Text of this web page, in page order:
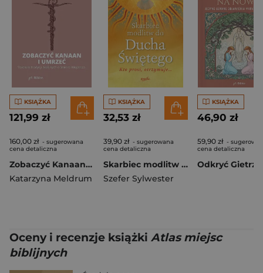
KSIĄŻKA
121,99 zł
160,00 zł - sugerowana
cena detaliczna
Zobaczyć Kanaan i umrzeć. Studium tradycji biblijnych o śmierci Mojżesza
Katarzyna Meldrum
KSIĄŻKA
32,53 zł
39,90 zł - sugerowana
cena detaliczna
Skarbiec modlitw do Ducha Świętego wyd. 2026
Szefer Sylwester
KSIĄŻKA
46,90 zł
59,90 zł -
cena detaliczna
Oceny i recenzje książki Atlas miejsc
biblijnych